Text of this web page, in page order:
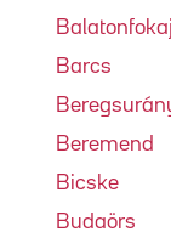
Barcs
Beremend
Bicske
Budaörs